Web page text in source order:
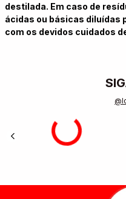
destilada. Em caso de
ácidas ou básicas diluídas
com os devidos cuidados